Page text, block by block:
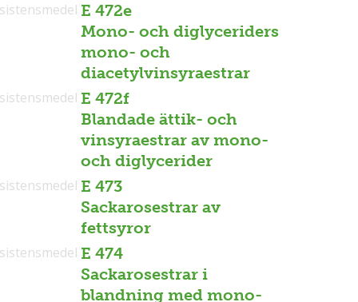
E 472e
Mono- och diglyceriders
mono- och
diacetylvinsyraestrar
E 472f
Blandade ättik- och
vinsyraestrar av mono-
och diglycerider
E 473
Sackarosestrar av
fettsyror
E 474
Sackarosestrar i
blandning med mono-